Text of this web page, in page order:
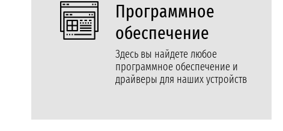
Программное
обеспечение
Здесь вы найдете любое
программное обеспечение и
драйверы для наших устройств